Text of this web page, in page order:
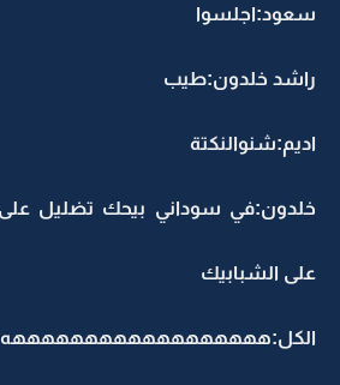
سعود:اجلسوا
راشد خلدون:طيب
اديم:شنوالنكتة
خلدون:في سوداني بيحك تضليل على
على الشبابيك
الكل:ههههههههههههههههههه